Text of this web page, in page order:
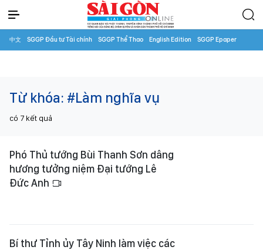
中文 SGGP Đầu tư Tài chính SGGP Thể Thao English Edition SGGP Epaper
Từ khóa: #Làm nghĩa vụ
có 7 kết quả
Phó Thủ tướng Bùi Thanh Sơn dâng
hương tưởng niệm Đại tướng Lê
Đức Anh
Bí thư Tỉnh ủy Tây Ninh làm việc các